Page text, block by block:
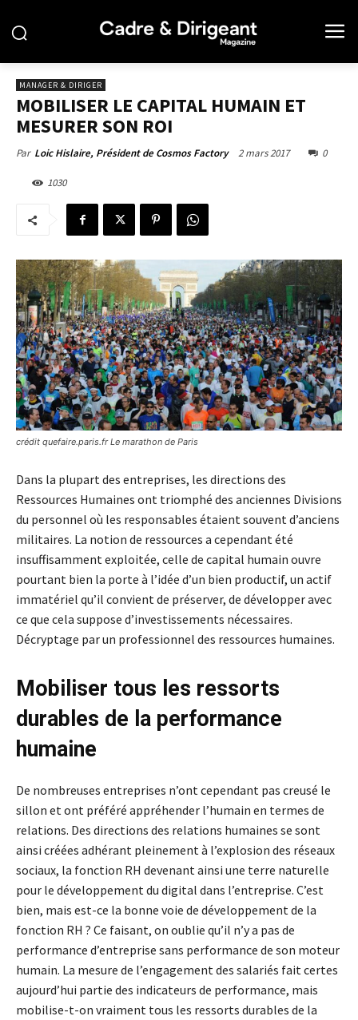
MANAGER & DIRIGER
MOBILISER LE CAPITAL HUMAIN ET
MESURER SON ROI
Par Loic Hislaire, Président de Cosmos Factory 2 mars 2017 0
1030
crédit quefaire.paris.fr Le marathon de Paris
Dans la plupart des entreprises, les directions des
Ressources Humaines ont triomphé des anciennes Divisions
du personnel où les responsables étaient souvent d’anciens
militaires. La notion de ressources a cependant été
insuffisamment exploitée, celle de capital humain ouvre
pourtant bien la porte à l’idée d’un bien productif, un actif
immatériel qu’il convient de préserver, de développer avec
ce que cela suppose d’investissements nécessaires.
Décryptage par un professionnel des ressources humaines.
Mobiliser tous les ressorts
durables de la performance
humaine
De nombreuses entreprises n’ont cependant pas creusé le
sillon et ont préféré appréhender l’humain en termes de
relations. Des directions des relations humaines se sont
ainsi créées adhérant pleinement à l’explosion des réseaux
sociaux, la fonction RH devenant ainsi une terre naturelle
pour le développement du digital dans l’entreprise. C’est
bien, mais est-ce la bonne voie de développement de la
fonction RH ? Ce faisant, on oublie qu’il n’y a pas de
performance d’entreprise sans performance de son moteur
humain. La mesure de l’engagement des salariés fait certes
aujourd’hui partie des indicateurs de performance, mais
mobilise-t-on vraiment tous les ressorts durables de la